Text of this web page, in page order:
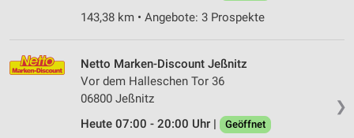
143,38 km • Angebote: 3 Prospekte
❯
Netto Marken-Discount Jeßnitz
Vor dem Halleschen Tor 36
06800 Jeßnitz
Heute 07:00 - 20:00 Uhr |
Geöffnet
Verwendung von Profilen zur Auswahl
Messung der Werbeleistung
Messung der Performance von Inhalten